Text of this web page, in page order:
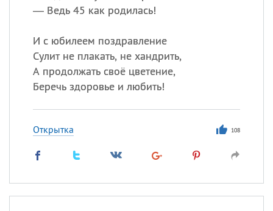
— Ведь 45 как родилась!
И с юбилеем поздравление
Сулит не плакать, не хандрить,
А продолжать своё цветение,
Беречь здоровье и любить!
Открытка 108